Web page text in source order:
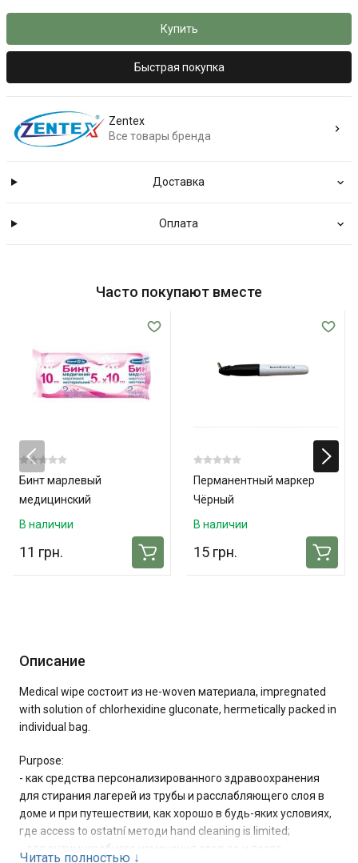
Купить
Быстрая покупка
Zentex
Все товары бренда
Доставка
Оплата
Часто покупают вместе
Бинт марлевый
медицинский
"Белоснежка", нестер., 5м x
В наличии
11 грн.
Перманентный маркер
Чёрный
В наличии
15 грн.
Описание
Medical wipe состоит из не-woven материала, impregnated
with solution of chlorhexidine gluconate, hermetically packed in
individual bag.
Purpose:
- как средства персонализированного здравоохранения
для стирания лагерей из трубы и расслабляющего слоя в
доме и при путешествии, как хорошо в будь-яких условиях,
где access to ostatní методи hand cleaning is limited;
- для антимикробного изменения слоя до и после
Читать полностью ↓